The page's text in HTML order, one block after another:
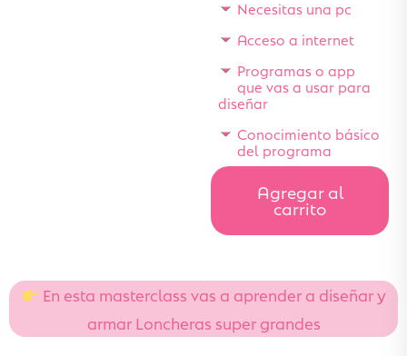
Necesitas una pc
Acceso a internet
Programas o app
que vas a usar para
diseñar
Conocimiento básico
del programa
Agregar al
carrito
En esta masterclass vas a aprender a diseñar y
armar Loncheras super grandes